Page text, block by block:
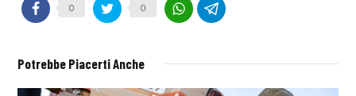
0 0
Potrebbe Piacerti Anche